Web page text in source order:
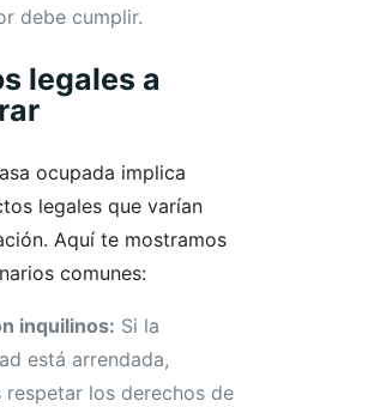
debe cumplir.
legales a
ocupada implica
legales que varían
Aquí te mostramos
comunes:
inquilinos: Si la
está arrendada,
respetar los derechos de